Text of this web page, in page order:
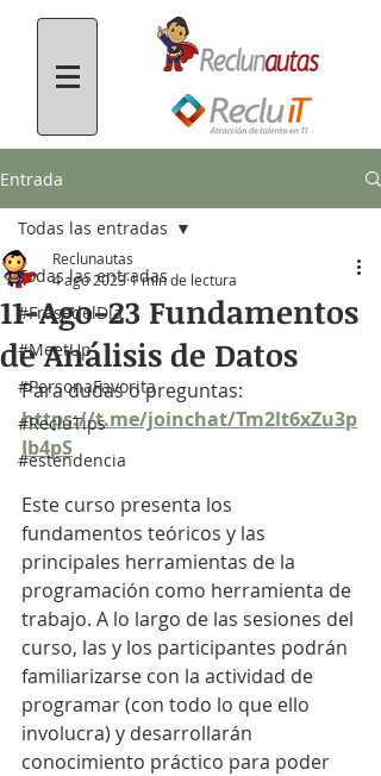
Entrada
Todas las entradas
#FrasedelDía
#MeetUp
#PersonaFavorita
#RecluTips
#estendencia
Todas las entradas
11-Ago-23 Fundamentos
de Análisis de Datos
Reclunautas
4 ago 20231 min de lectura
Para dudas o preguntas:
https://t.me/joinchat/Tm2lt6xZu3p
Ib4pS
Este curso presenta los
fundamentos teóricos y las
principales herramientas de la
programación como herramienta de
trabajo. A lo largo de las sesiones del
curso, las y los participantes podrán
familiarizarse con la actividad de
programar (con todo lo que ello
involucra) y desarrollarán
conocimiento práctico para poder